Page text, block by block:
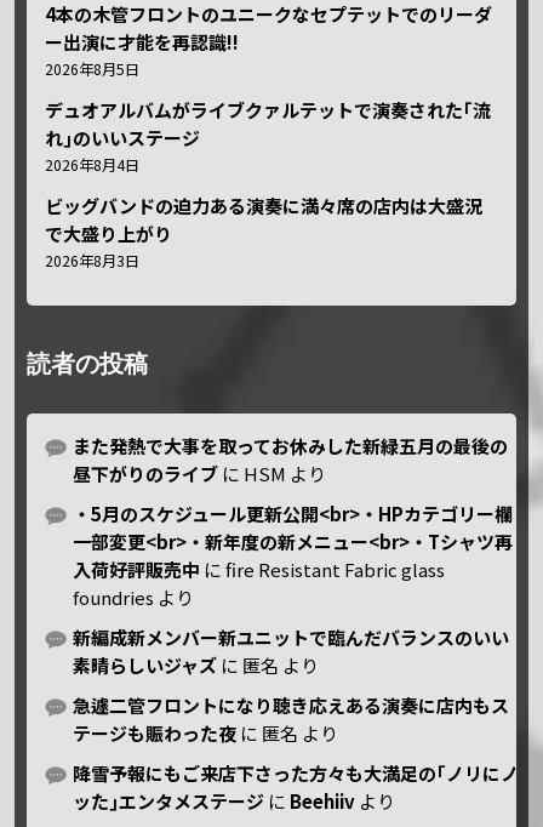
4本の木管フロントのユニークなセプテットでのリーダ
ー出演に才能を再認識!!
2026年8月5日
デュオアルバムがライブクァルテットで演奏された｢流
れ｣のいいステージ
2026年8月4日
ビッグバンドの迫力ある演奏に満々席の店内は大盛況
で大盛り上がり
2026年8月3日
読者の投稿
また発熱で大事を取ってお休みした新緑五月の最後の
昼下がりのライブ に HSM より
・5月のスケジュール更新公開<br>・HPカテゴリー欄
一部変更<br>・新年度の新メニュー<br>・Tシャツ再
入荷好評販売中 にfire Resistant Fabric glass
foundries より
新編成新メンバー新ユニットで臨んだバランスのいい
素晴らしいジャズ に 匿名 より
急遽二管フロントになり聴き応えある演奏に店内もス
テージも賑わった夜 に 匿名 より
降雪予報にもご来店下さった方々も大満足の｢ノリにノ
ッた｣エンタメステージ に Beehiiv より